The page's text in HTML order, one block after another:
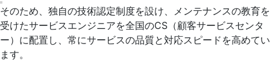
そのため、独自の技術認定制度を設け、メンテナンスの教育を
受けたサービスエンジニアを全国のCS（顧客サービスセンタ
ー）に配置し、常にサービスの品質と対応スピードを高めてい
ます。